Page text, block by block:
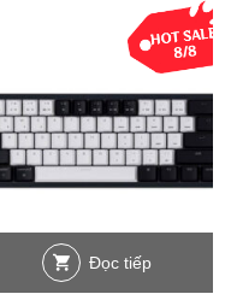
Đọc tiếp